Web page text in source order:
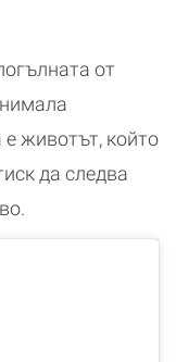
от
е животът, който
да следва